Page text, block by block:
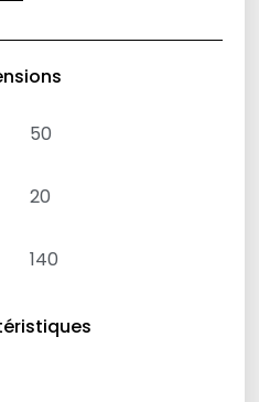
50
20
140